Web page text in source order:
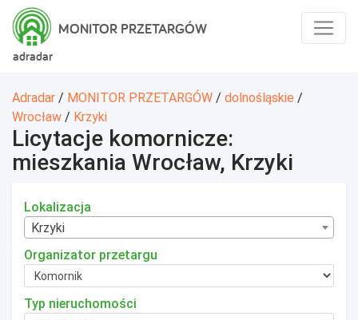
adradar
MONITOR PRZETARGÓW
Adradar / MONITOR PRZETARGÓW / dolnośląskie /
Wrocław / Krzyki
Licytacje komornicze:
mieszkania Wrocław, Krzyki
Lokalizacja
Krzyki
Organizator przetargu
Typ nieruchomości